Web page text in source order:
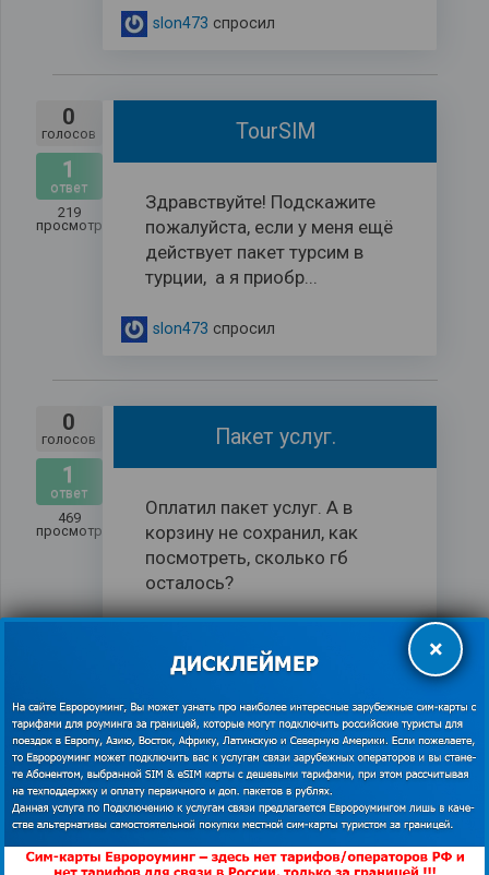
slon473 спросил
0
голосов
1
ответ
219
просмотров
TourSIM
Здравствуйте! Подскажите
пожалуйста, если у меня ещё
действует пакет турсим в
турции, а я приобр...
slon473 спросил
0
голосов
1
ответ
469
просмотров
Пакет услуг.
Оплатил пакет услуг. А в
корзину не сохранил, как
посмотреть, сколько гб
осталось?
0
голосов
1
ответ
593
просмотров
Не могу активировать карту
Заказ #983572] (25.10.2025)
В оаэ симкарта не активна
что делать,как вернуть
×